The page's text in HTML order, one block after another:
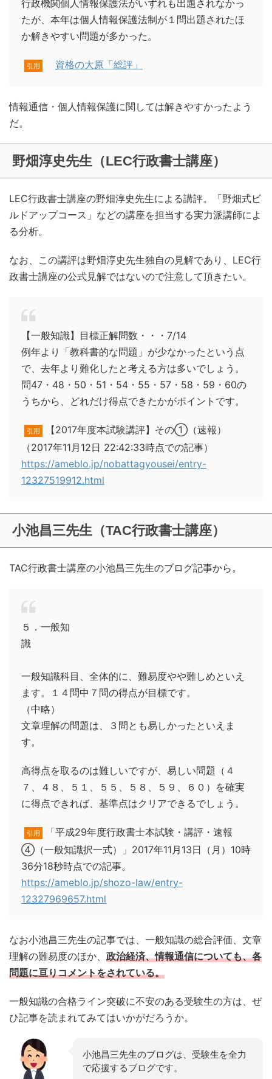
行政機関個人情報保護法がいずれも出題されなかっ
たが、本年は個人情報保護法制が１問出題されたほ
か解きやすい問題が多かった。
引用 資格の大原「総評」
情報通信・個人情報保護に関しては解きやすかったよう
だ。
野畑淳史先生（LEC行政書士講座）
LEC行政書士講座の野畑淳史先生による講評。「野畑式ビ
ルドアップコース」などの講座を担当する実力派講師によ
る分析。
なお、この講評は野畑淳史先生独自の見解であり、LEC行
政書士講座の公式見解ではないので注意して頂きたい。
【一般知識】目標正解問数・・・7/14
例年より「教科書的な問題」が少なかったという点
で、去年より難化したと考える方は多いでしょう。
問47・48・50・51・54・55・57・58・59・60の
うちから、どれだけ得点できたかがポイントです。
引用
【2017年度本試験講評】その①（速報）
（2017年11月12日 22:42:33時点での記事）
https://ameblo.jp/nobattagyousei/entry-
12327519912.html
小池昌三先生（TAC行政書士講座）
TAC行政書士講座の小池昌三先生のブログ記事から。
５．一般知
識
一般知識科目、全体的に、難易度やや難しめといえ
ます。１４問中７問の得点が目標です。
（中略）
文章理解の問題は、３問とも易しかったといえま
す。
高得点を取るのは難しいですが、易しい問題（４
７、４８、５１、５５、５８、５９、６０）を確実
に得点できれば、基準点はクリアできるでしょう。
引用
「平成29年度行政書士本試験・講評・速報
④（一般知識択一式）」2017年11月13日（月）10時
36分18秒時点での記事。
https://ameblo.jp/shozo-law/entry-
12327969657.html
なお小池昌三先生の記事では、一般知識の総合評価、文章
理解の難易度のほか、 政治経済、情報通信についても、各
問題に亘りコメントをされている。
一般知識の合格ライン突破に不安のある受験生の方は、ぜ
ひ記事を読まれてみてはいかがだろうか。
小池昌三先生のブログは、受験生を全力
で応援するブログです。